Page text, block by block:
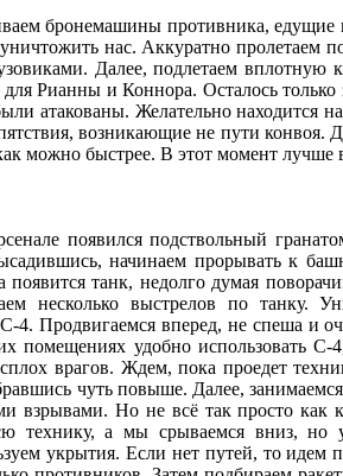
бронемашины противника,
нас. Аккуратно
Далее, подлетаем
Рианны и Коннора. Осталось
атакованы. Желательно
возникающие не пути
можно быстрее. В этот момент лучше
появился подствольный
начинаем прорывать к
появится танк, недолго думая
несколько выстрелов по
4. Продвигаемся вперед, не спеша и
помещениях удобно использовать
врагов. Ждем, пока проедет
чуть повыше. Далее,
взрывами. Но не всё так просто
технику, а мы срываемся вниз, но
укрытия. Если нет путей, то